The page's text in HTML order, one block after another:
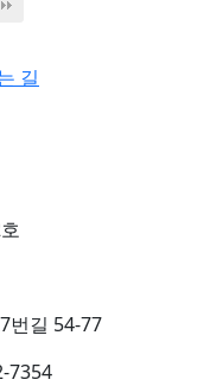
길
번길 54-77
7354